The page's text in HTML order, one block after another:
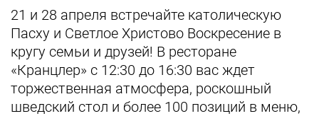
21 и 28 апреля встречайте католическую
Пасху и Светлое Христово Воскресение в
кругу семьи и друзей! В ресторане
«Кранцлер» с 12:30 до 16:30 вас ждет
торжественная атмосфера, роскошный
шведский стол и более 100 позиций в меню,